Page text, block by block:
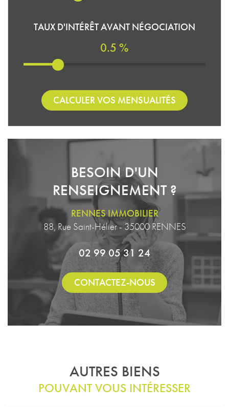
TAUX D'INTÉRÊT AVANT NÉGOCIATION
0.5 %
CALCULER VOS MENSUALITÉS
BESOIN D'UN
RENSEIGNEMENT ?
RENNES IMMOBILIER
88, Rue Saint-Hélier - 35000 RENNES
02 99 05 31 24
CONTACTEZ-NOUS
AUTRES BIENS
POUVANT VOUS INTÉRESSER